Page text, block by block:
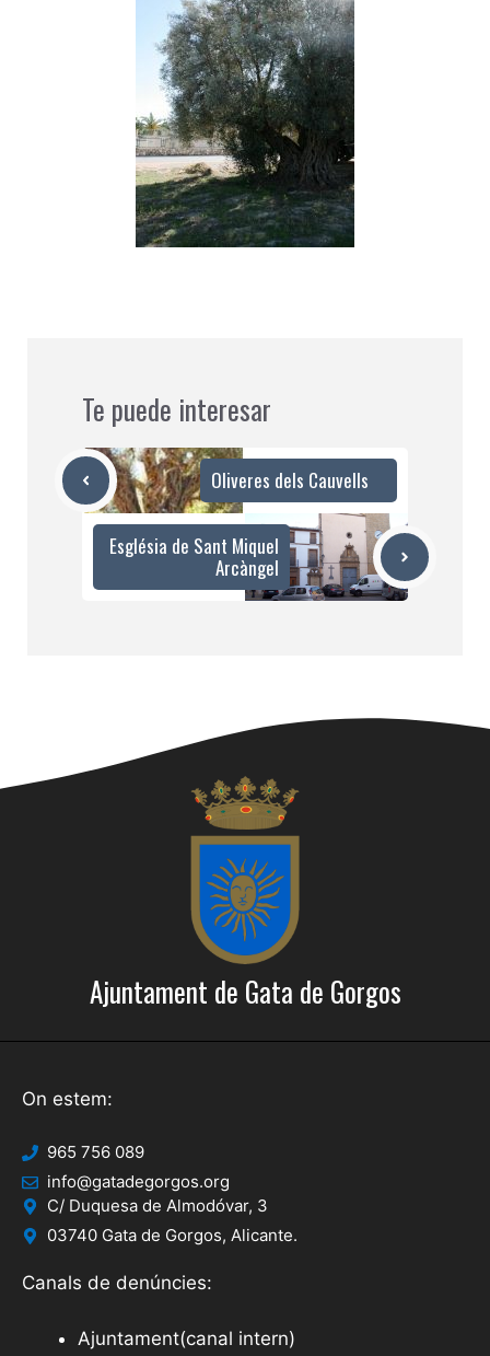
Te puede interesar
Oliveres dels Cauvells
Església de Sant Miquel
Arcàngel
Ajuntament de Gata de Gorgos
On estem:
965 756 089
info@gatadegorgos.org
C/ Duquesa de Almodóvar, 3
03740 Gata de Gorgos, Alicante.
Canals de denúncies:
Ajuntament(canal intern)